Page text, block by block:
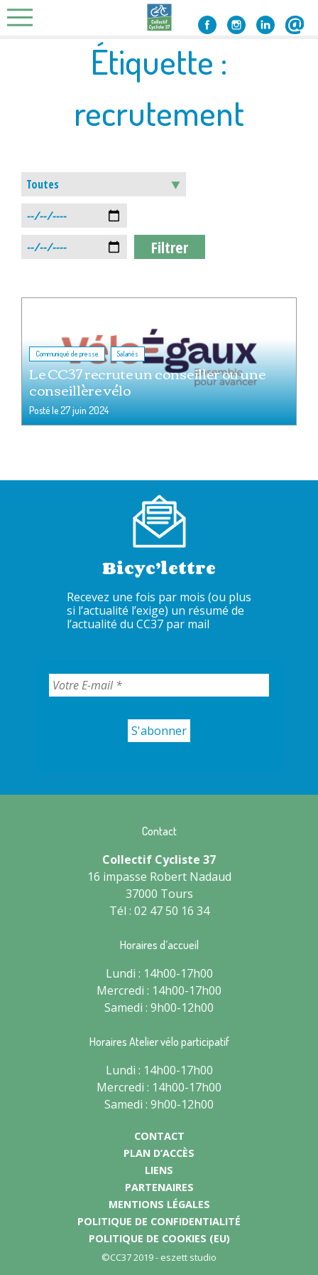
Skip
to
Étiquette :
recrutement
Communiqué de presse , Salariés
Le CC37 recrute un conseiller ou une
conseillère vélo
Posté le27 juin 2024
Bicyc’lettre
Recevez une fois par mois (ou plus
si l’actualité l’exige) un résumé de
l’actualité du CC37 par mail
Contact
Collectif Cycliste 37
16 impasse Robert Nadaud
37000 Tours
Tél : 02 47 50 16 34
Horaires d’accueil
Lundi : 14h00-17h00
Mercredi : 14h00-17h00
Samedi : 9h00-12h00
Horaires Atelier vélo participatif
Lundi : 14h00-17h00
Mercredi : 14h00-17h00
Samedi : 9h00-12h00
CONTACT
PLAN D’ACCÈS
LIENS
PARTENAIRES
MENTIONS LÉGALES
POLITIQUE DE CONFIDENTIALITÉ
POLITIQUE DE COOKIES (EU)
©CC37 2019 - eszett studio